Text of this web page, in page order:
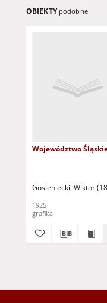
OBIEKTY podobne
Województwo
Gosieniecki, Wiktor
1925
grafika